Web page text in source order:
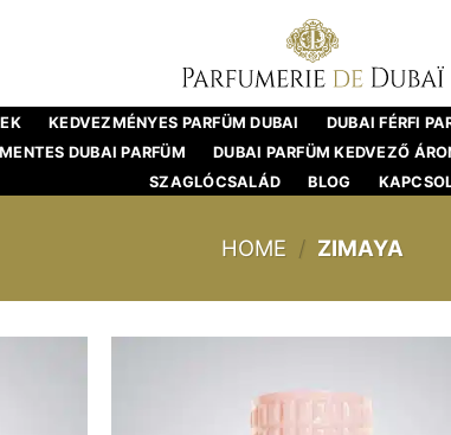
KEDVEZMÉNYES PARFÜM DUBAI DUBAI FÉRFI
DUBAI PARFÜM DUBAI PARFÜM KEDVEZŐ
SZAGLÓCSALÁD
BLOG
HOME / ZIMAYA